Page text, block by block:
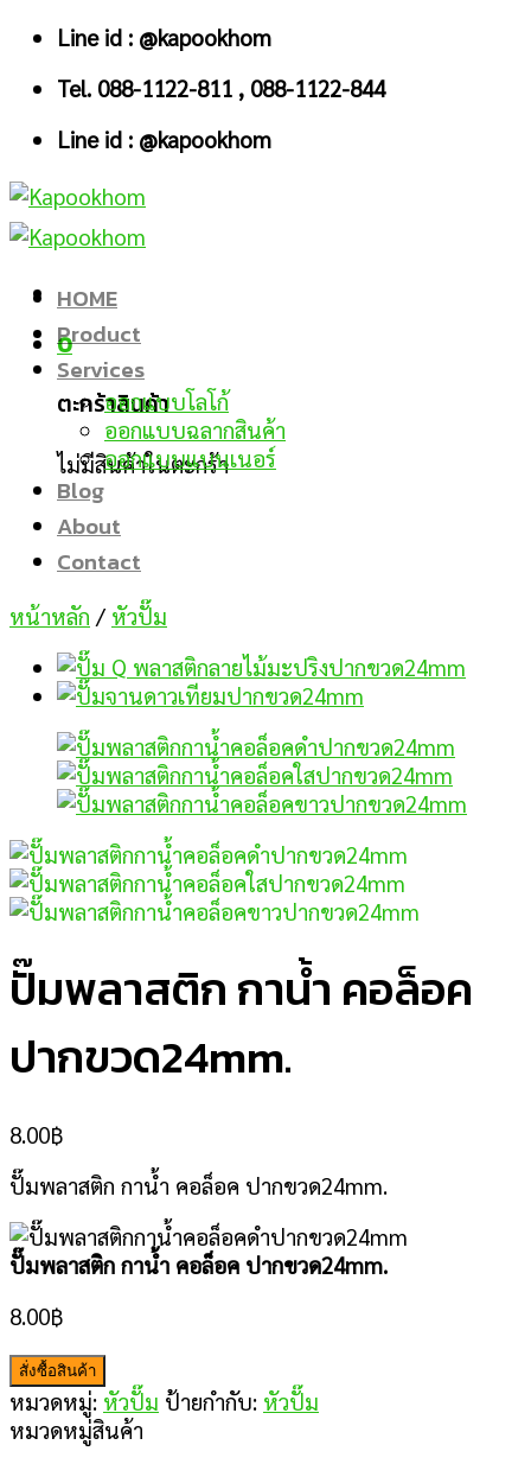
Skip
content
Line id : @kapookhom
Tel. 088-1122-811 , 088-1122-844
Line id : @kapookhom
0
ตะกร้าสินค้า
ไม่มีสินค้าในตะกร้า
HOME
Product
Services
ออกแบบโลโก้
ออกแบบฉลากสินค้า
ออกแบบแบนเนอร์
Blog
About
Contact
หน้าหลัก / หัวปั๊ม
ปั๊มพลาสติก กาน้ำ คอล็อค
ปากขวด24mm.
8.00฿
ปั๊มพลาสติก กาน้ำ คอล็อค ปากขวด24mm.
ปั๊มพลาสติก กาน้ำ คอล็อค ปากขวด24mm.
8.00฿
สั่งซื้อสินค้า
หมวดหมู่: หัวปั๊ม ป้ายกำกับ: หัวปั๊ม
หมวดหมู่สินค้า